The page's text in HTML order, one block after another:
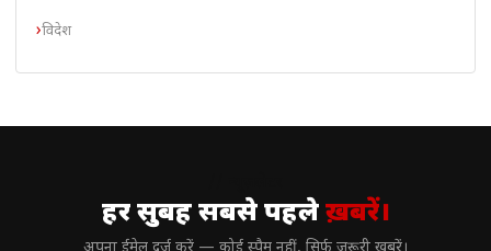
विदेश
हर सुबह सबसे पहलेख़बरें।